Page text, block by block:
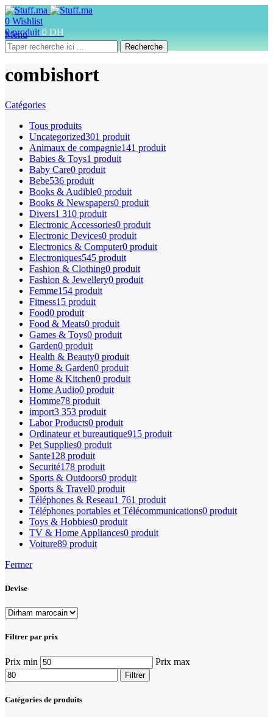
0 Wishlist
0produit 0 DH
Menu
Recherche
combishort
Catégories
Tous produits
Uncategorized301 produit
Animaux de compagnie141 produit
Babies & Toys1 produit
Baby Care0 produit
Bebe536 produit
Books & Audible0 produit
Books & Newspapers0 produit
Divers1 310 produit
Electronic Accessories0 produit
Electronic Devices0 produit
Electronics & Computer0 produit
Electroniques545 produit
Fashion & Clothing0 produit
Fashion & Jewellery0 produit
Femme154 produit
Fitness15 produit
Food0 produit
Food & Meats0 produit
Games & Toys0 produit
Garden0 produit
Health & Beauty0 produit
Home & Garden0 produit
Home & Kitchen0 produit
Home Audio0 produit
Homme78 produit
import3 353 produit
Labor Products0 produit
Ordinateur et bureautique915 produit
Pet Supplies0 produit
Sante128 produit
Securité178 produit
Sports & Outdoors0 produit
Sports & Travel0 produit
Téléphones & Reseau1 761 produit
Téléphones portables et Télécommunications0 produit
Toys & Hobbies0 produit
TV & Home Appliances0 produit
Voiture89 produit
Fermer
Devise
Filtrer par prix
Prix min Prix max
Filtrer
Catégories de produits